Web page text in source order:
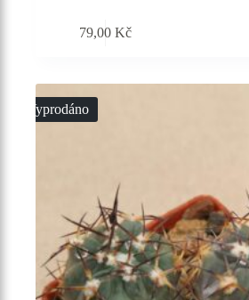
79,00Kč
Vyprodáno